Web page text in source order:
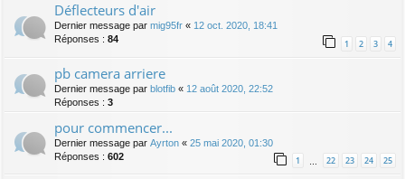
Déflecteurs d'air
Dernier message par mig95fr « 12 oct. 2020, 18:41
Réponses : 84 1 2 3 4
pb camera arriere
Dernier message par blotfib « 12 août 2020, 22:52
Réponses : 3
pour commencer...
Dernier message par Ayrton « 25 mai 2020, 01:30
Réponses : 602 1 22 23 24 25